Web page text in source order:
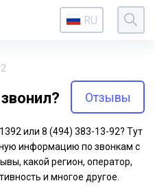
RU
Отзывы
или 8 (494) 383-13-92? Тут
информацию по звонкам с
какой регион, оператор,
и многое другое.